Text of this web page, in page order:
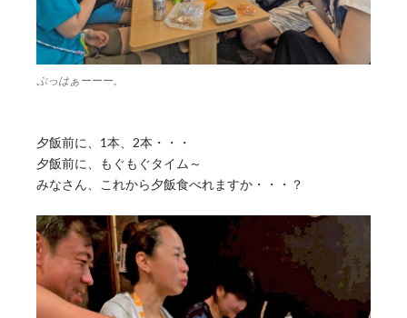
ぷっはぁーーー。
夕飯前に、1本、2本・・・
夕飯前に、もぐもぐタイム～
みなさん、これから夕飯食べれますか・・・？